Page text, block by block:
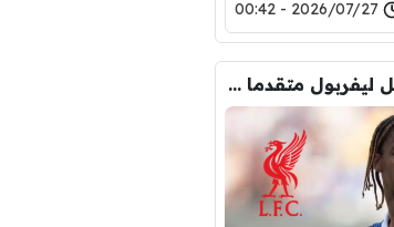
2026/07/27 - 00:42
السبب الرئيسي الذي يجعل ليفربول متقدما على بايرن ميونخ في سباق باركولا